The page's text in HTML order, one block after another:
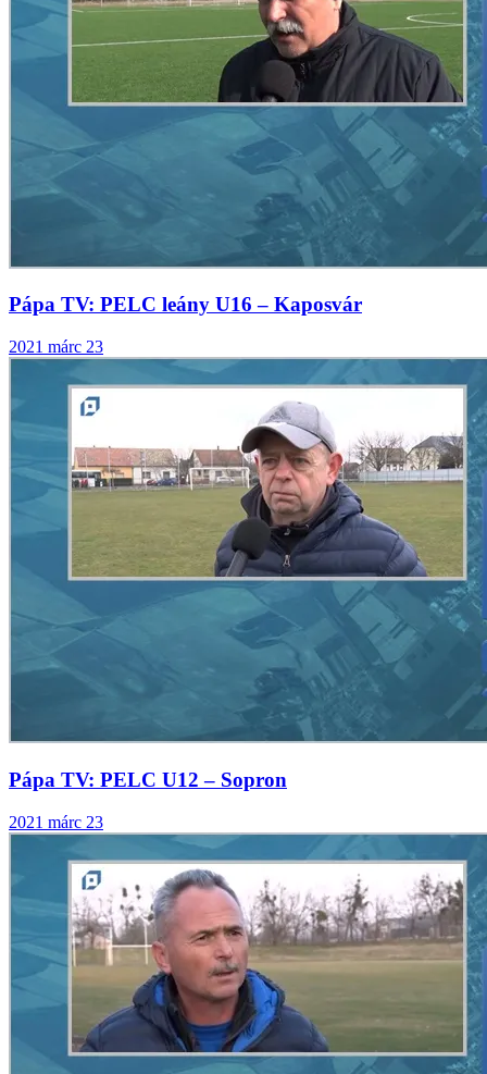
Pápa TV: PELC leány U16 – Kaposvár
2021 márc 23
Pápa TV: PELC U12 – Sopron
2021 márc 23